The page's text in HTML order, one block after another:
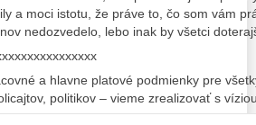
a moci istotu, že práve to, čo som vám
nedozvedelo, lebo inak by všetci
a hlavne platové podmienky pre
politikov – vieme zrealizovať s